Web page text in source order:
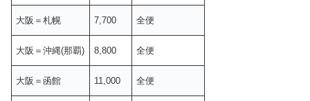
大阪＝札幌 7,700 全便
大阪＝沖縄(那覇) 8,800 全便
大阪＝函館 11,000 全便